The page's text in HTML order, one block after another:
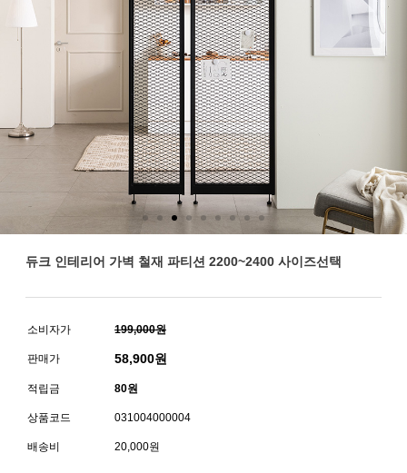
듀크 인테리어 가벽 철재 파티션 2200~2400 사이즈선택
소비자가 199,000원
판매가 58,900원
적립금 80원
상품코드 031004000004
배송비 20,000원